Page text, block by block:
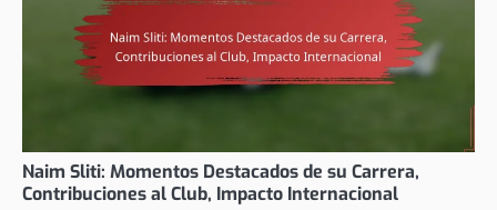
Naim Sliti: Momentos Destacados de su Carrera,
Contribuciones al Club, Impacto Internacional